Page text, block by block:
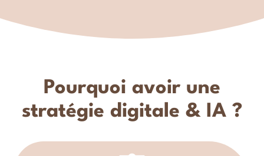
Pourquoi avoir une
stratégie digitale & IA ?